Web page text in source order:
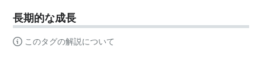
長期的な成長
このタグの解説について